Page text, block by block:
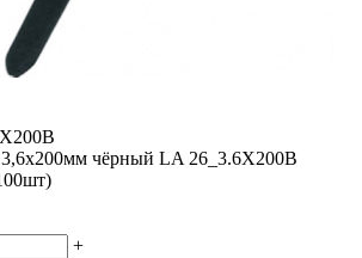
чёрный LA 26_3.6X200B
+